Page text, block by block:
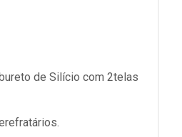
de Silício com 2telas